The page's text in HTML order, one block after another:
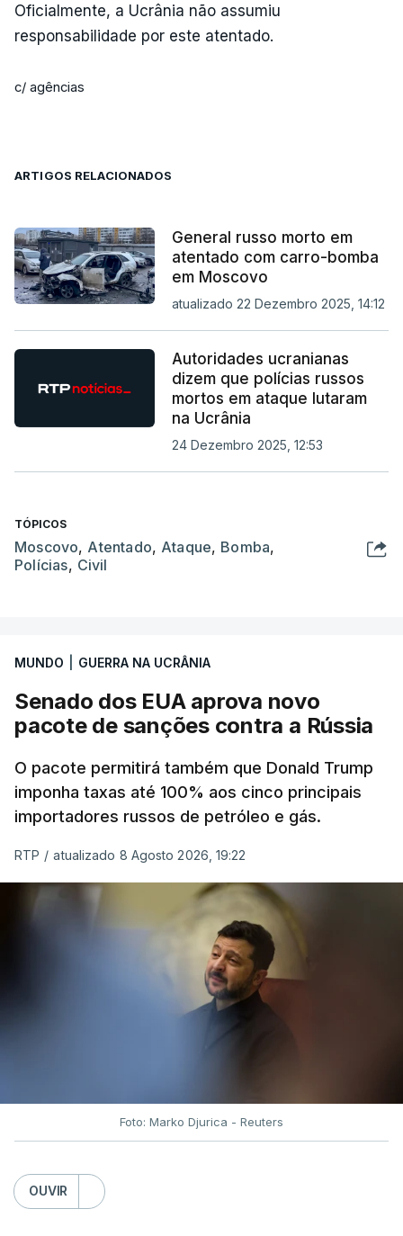
Oficialmente, a Ucrânia não assumiu
responsabilidade por este atentado.
c/ agências
ARTIGOS RELACIONADOS
General russo morto em
atentado com carro-bomba
em Moscovo
atualizado 22 Dezembro 2025, 14:12
Autoridades ucranianas
dizem que polícias russos
mortos em ataque lutaram
na Ucrânia
24 Dezembro 2025, 12:53
TÓPICOS
Moscovo, Atentado, Ataque, Bomba,
Polícias, Civil
MUNDO GUERRA NA UCRÂNIA
Senado dos EUA aprova novo
pacote de sanções contra a Rússia
O pacote permitirá também que Donald Trump
imponha taxas até 100% aos cinco principais
importadores russos de petróleo e gás.
RTP / atualizado 8 Agosto 2026, 19:22
Foto: Marko Djurica - Reuters
OUVIR